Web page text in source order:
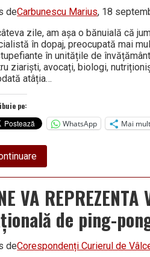
deCarbunescu Marius, 18
zile, am așa o bănuială că
în dopaj, preocupată mai
în unitățile de
ziariști, avocați, biologi,
atâția…
pe:
WhatsApp
Mai mult
about
SIMONA
VA
de ping-
deCorespondenți Curierul de